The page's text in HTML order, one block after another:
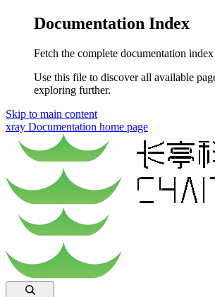
Documentation Index
Fetch the complete documentation index
Use this file to discover all available
exploring further.
Skip to main content
xray Documentation home page